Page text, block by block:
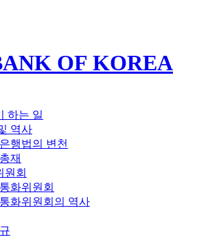
OF KOREA
하는 일
역사
행법의 변천
재
원회
화위원회
화위원회의 역사